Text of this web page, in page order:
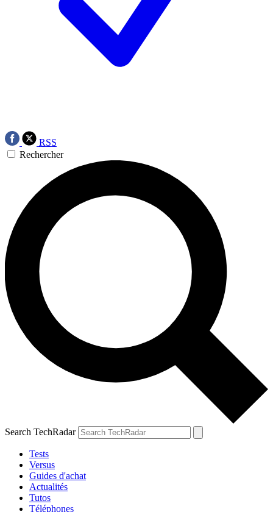
RSS
Rechercher
Search TechRadar
Tests
Versus
Guides d'achat
Actualités
Tutos
Téléphones